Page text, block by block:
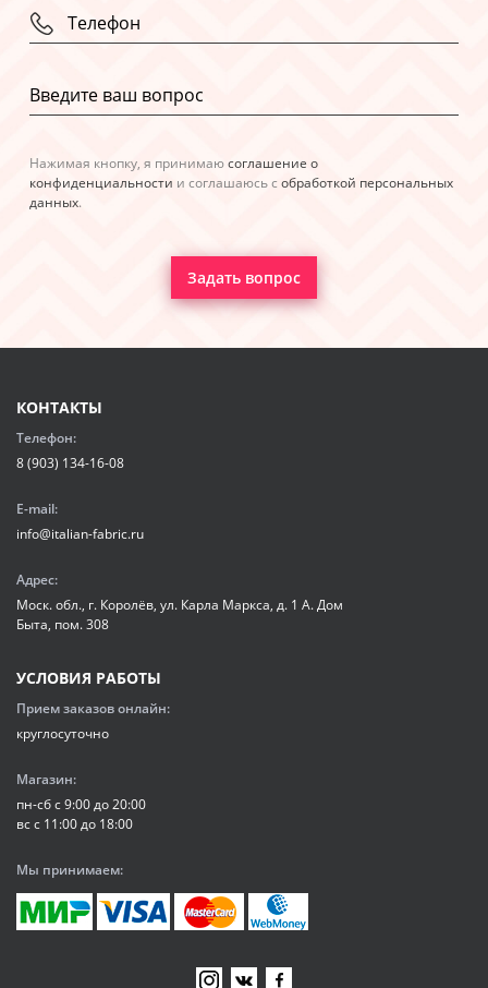
Нажимая кнопку, я принимаюсоглашение о
конфиденциальности и соглашаюсь с обработкой персональных
данных.
Задать вопрос
КОНТАКТЫ
Телефон:
8 (903) 134-16-08
E-mail:
info@italian-fabric.ru
Адрес:
Моск. обл., г. Королёв, ул. Карла Маркса, д. 1 А. Дом
Быта, пом. 308
УСЛОВИЯ РАБОТЫ
Прием заказов онлайн:
круглосуточно
Магазин:
пн-сб с 9:00 до 20:00
вс с 11:00 до 18:00
Мы принимаем: